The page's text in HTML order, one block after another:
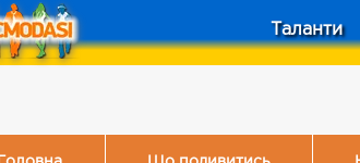
Таланти